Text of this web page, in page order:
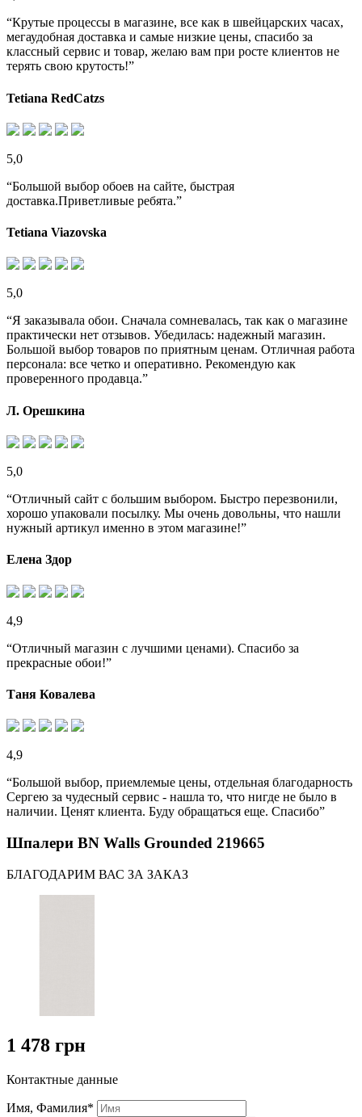
“Крутые процессы в магазине, все как в швейцарских часах,
мегаудобная доставка и самые низкие цены, спасибо за
классный сервис и товар, желаю вам при росте клиентов не
терять свою крутость!”
Tetiana RedCatzs
5,0
“Большой выбор обоев на сайте, быстрая
доставка.Приветливые ребята.”
Tetiana Viazovska
5,0
“Я заказывала обои. Сначала сомневалась, так как о магазине
практически нет отзывов. Убедилась: надежный магазин.
Большой выбор товаров по приятным ценам. Отличная работа
персонала: все четко и оперативно. Рекомендую как
проверенного продавца.”
Л. Орешкина
5,0
“Отличный сайт с большим выбором. Быстро перезвонили,
хорошо упаковали посылку. Мы очень довольны, что нашли
нужный артикул именно в этом магазине!”
Елена Здор
4,9
“Отличный магазин с лучшими ценами). Спасибо за
прекрасные обои!”
Таня Ковалева
4,9
“Большой выбор, приемлемые цены, отдельная благодарность
Сергею за чудесный сервис - нашла то, что нигде не было в
наличии. Ценят клиента. Буду обращаться еще. Спасибо”
Шпалери BN Walls Grounded 219665
БЛАГОДАРИМ ВАС ЗА ЗАКАЗ
1 478 грн
Контактные данные
Имя, Фамилия*